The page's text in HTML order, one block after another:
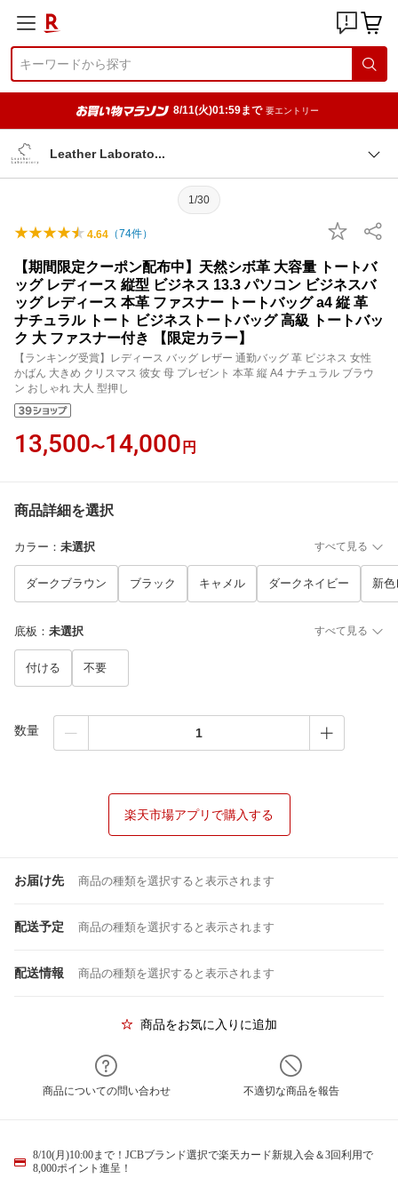
8/11(火)01:59まで 要エントリー
Leather Laborato
1/30
4.64 （74件）
【期間限定クーポン配布中】天然シボ革 大容量 トートバ
ッグ レディース 縦型 ビジネス 13.3 パソコン ビジネスバ
ッグ レディース 本革 ファスナー トートバッグ a4 縦 革
ナチュラル トート ビジネストートバッグ 高級 トートバッ
ク 大 ファスナー付き 【限定カラー】
【ランキング受賞】レディース バッグ レザー 通勤バッグ 革 ビジネス 女性
かばん 大きめ クリスマス 彼女 母 プレゼント 本革 縦 A4 ナチュラル ブラウ
ン おしゃれ 大人 型押し
13,500〜14,000 円
商品詳細を選択
カラー ： 未選択 すべて見る
ダークブラウン ブラック キャメル ダークネイビー 新
底板 ： 未選択 すべて見る
付ける 不要
数量
楽天市場アプリで購入する
お届け先 商品の種類を選択すると表示されます
配送予定 商品の種類を選択すると表示されます
配送情報 商品の種類を選択すると表示されます
商品をお気に入りに追加
商品についての問い合わせ 不適切な商品を報告
8/10(月)10:00まで！JCBブランド選択で楽天カード新規入会＆3回利用で
8,000ポイント進呈！